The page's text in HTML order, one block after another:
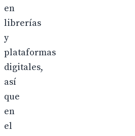
en
librerías
y
plataformas
digitales,
así
que
en
el